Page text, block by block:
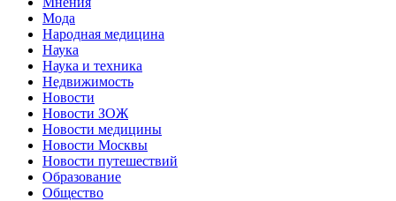
Мода
Народная медицина
Наука
Наука и техника
Недвижимость
Новости
Новости ЗОЖ
Новости медицины
Новости Москвы
Новости путешествий
Образование
Общество